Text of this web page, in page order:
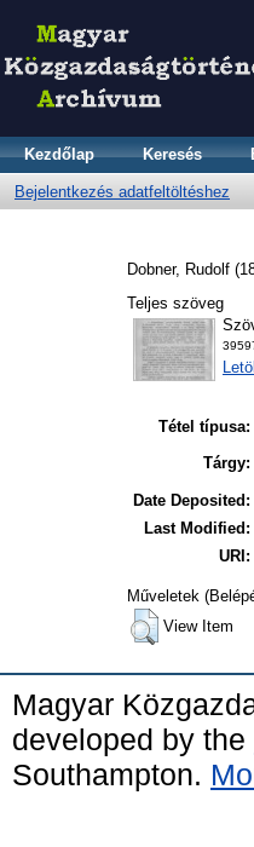
Kezdőlap Keresés
Bejelentkezés adatfeltöltéshez
Dobner, Rudolf
Teljes szöveg
Tétel típusa:
Tárgy:
Date Deposited:
Last Modified:
URI:
Műveletek
View Item
Magyar
developed by the
Southampton.